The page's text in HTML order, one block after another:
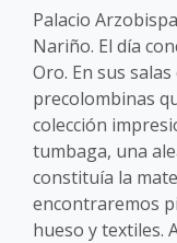
Palacio
Nariño. El día
Oro. En sus
precolombinas
colección
tumbaga, una
constituía la
encontraremos
hueso y textiles.